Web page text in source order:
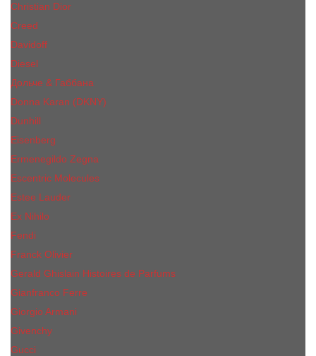
Christian Dior
Creed
Davidoff
Diesel
Дольче & Габбана
Donna Karan (DKNY)
Dunhill
Eisenberg
Ermenegildo Zegna
Escentric Molecules
Еsteе Lаudеr
Ex Nihilo
Fendi
Franck Olivier
Gerald Ghislain Histoires de Parfums
Gianfranco Ferre
Giorgio Armani
Givenchy
Gucci